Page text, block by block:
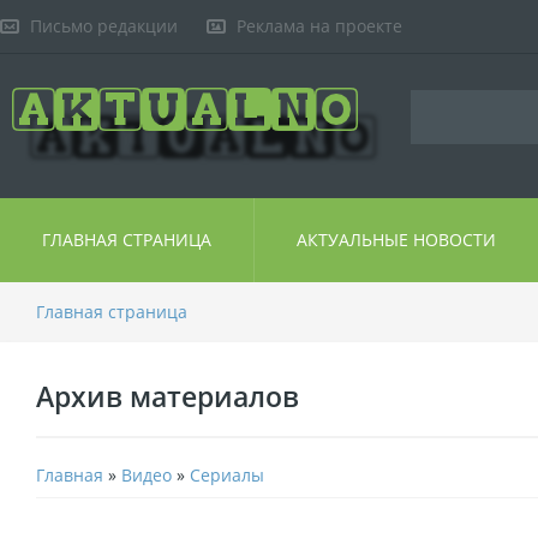
Письмо редакции Реклама на проекте
ГЛАВНАЯ СТРАНИЦА АКТУАЛЬНЫЕ НОВОСТИ
Главная страница
Архив материалов
Главная » Видео » Сериалы